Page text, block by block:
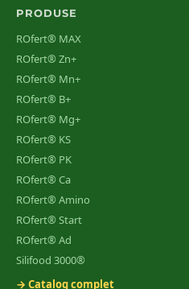
PRODUSE
ROfert® MAX
ROfert® Zn+
ROfert® Mn+
ROfert® B+
ROfert® Mg+
ROfert® KS
ROfert® PK
ROfert® Ca
ROfert® Amino
ROfert® Start
ROfert® Ad
Silifood 3000®
→ Catalog complet